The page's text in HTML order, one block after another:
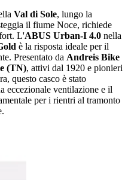
Val di Sole, lungo la
il fiume Noce, richiede
L'ABUS Urban-I 4.0 nella
è la risposta ideale per il
Presentato da Andreis Bike
(TN), attivi dal 1920 e pionieri
questo casco è stato
eccezionale ventilazione e il
per i rientri al tramonto